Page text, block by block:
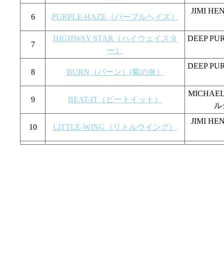
6 PURPLE-HAZE（パープルヘイズ）
JIMI
7
HIGHWAY STAR（ハイウェイスタ
ー）
DEEP
8 BURN（バーン）(紫の炎）
DEEP
9 BEAT-IT（ビートイット）
10 LITTLE-WING（リトルウイング）
JIMI